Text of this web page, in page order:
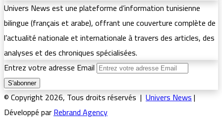
Univers News est une plateforme d’information tunisienne
bilingue (français et arabe), offrant une couverture complète de
l’actualité nationale et internationale à travers des articles, des
analyses et des chroniques spécialisées.
Entrez votre adresse Email
© Copyright 2026, Tous droits réservés |Univers News|
Développé parRebrand Agency